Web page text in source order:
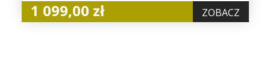
1 099,00 zł ZOBACZ